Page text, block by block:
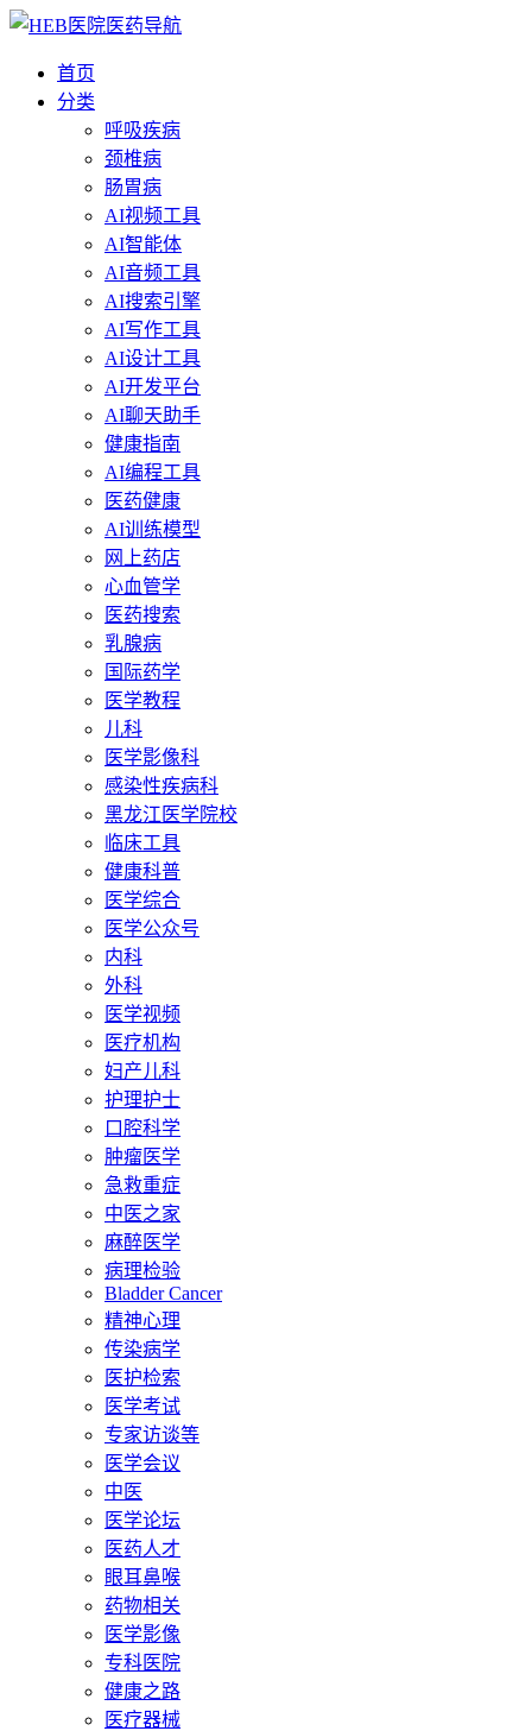
首页
分类
呼吸疾病
颈椎病
肠胃病
AI视频工具
AI智能体
AI音频工具
AI搜索引擎
AI写作工具
AI设计工具
AI开发平台
AI聊天助手
健康指南
AI编程工具
医药健康
AI训练模型
网上药店
心血管学
医药搜索
乳腺病
国际药学
医学教程
儿科
医学影像科
感染性疾病科
黑龙江医学院校
临床工具
健康科普
医学综合
医学公众号
内科
外科
医学视频
医疗机构
妇产儿科
护理护士
口腔科学
肿瘤医学
急救重症
中医之家
麻醉医学
病理检验
Bladder Cancer
精神心理
传染病学
医护检索
医学考试
专家访谈等
医学会议
中医
医学论坛
医药人才
眼耳鼻喉
药物相关
医学影像
专科医院
健康之路
医疗器械